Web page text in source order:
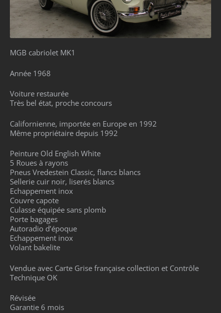
MGB cabriolet MK1
Année 1968
Voiture restaurée
Très bel état, proche concours
Californienne, importée en Europe en 1992
Même propriétaire depuis 1992
Peinture Old English White
5 Roues à rayons
Pneus Vredestein Classic, flancs blancs
Sellerie cuir noir, liserés blancs
Echappement inox
Couvre capote
Culasse équipée sans plomb
Porte bagages
Autoradio d’époque
Echappement inox
Volant bakelite
Vendue avec Carte Grise française collection et Contrôle
Technique OK
Révisée
Garantie 6 mois